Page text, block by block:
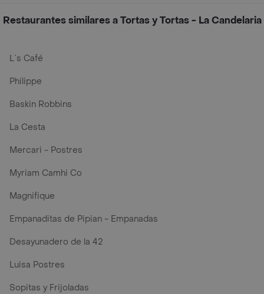
Restaurantes similares a Tortas y Tortas - La Candelaria
L´s Café
Philippe
Baskin Robbins
La Cesta
Mercari - Postres
Myriam Camhi Co
Magnifique
Empanaditas de Pipian - Empanadas
Desayunadero de la 42
Luisa Postres
Sopitas y Frijoladas